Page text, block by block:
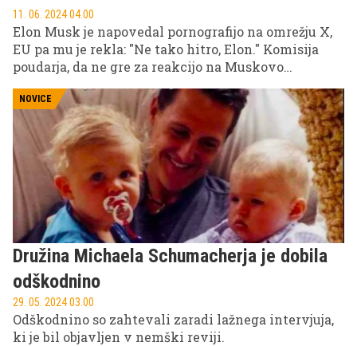
11. 06. 2024 04.00
Elon Musk je napovedal pornografijo na omrežju X,
EU pa mu je rekla: "Ne tako hitro, Elon." Komisija
poudarja, da ne gre za reakcijo na Muskovo
izhaja iz zakona o digitalnih storitvah.
NOVICE
Družina Michaela Schumacherja je dobila
odškodnino
29. 05. 2024 03.00
Odškodnino so zahtevali zaradi lažnega intervjuja,
ki je bil objavljen v nemški reviji.